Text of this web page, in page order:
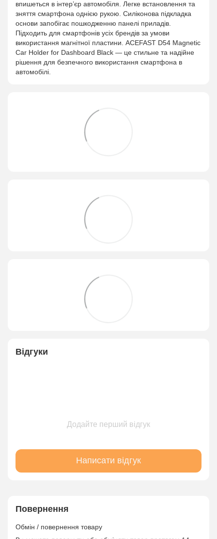
впишеться в інтер’єр автомобіля. Легке встановлення та
зняття смартфона однією рукою. Силіконова підкладка
основи запобігає пошкодженню панелі приладів.
Підходить для смартфонів усіх брендів за умови
використання магнітної пластини. ACEFAST D54 Magnetic
Car Holder for Dashboard Black — це стильне та надійне
рішення для безпечного використання смартфона в
автомобілі.
Відгуки
Додайте перший відгук
Написати відгук
Повернення
Обмін / повернення товару